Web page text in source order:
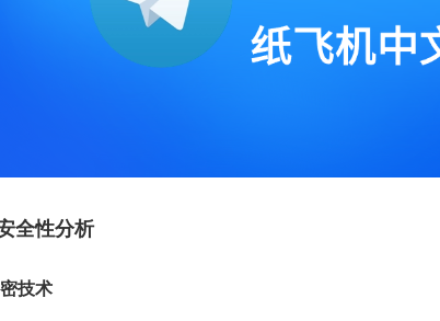
全性分析
技术